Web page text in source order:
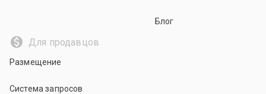
Блог
Для продавцов
Размещение
Система запросов